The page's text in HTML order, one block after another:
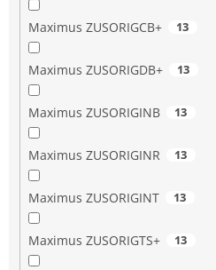
Maximus ZUSORIGCB+ 13
Maximus ZUSORIGDB+ 13
Maximus ZUSORIGINB 13
Maximus ZUSORIGINR 13
Maximus ZUSORIGINT 13
Maximus ZUSORIGTS+ 13